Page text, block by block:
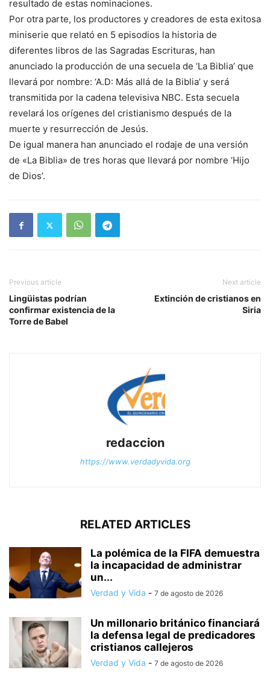
resultado de estas nominaciones.
Por otra parte, los productores y creadores de esta exitosa
miniserie que relató en 5 episodios la historia de
diferentes libros de las Sagradas Escrituras, han
anunciado la producción de una secuela de ‘La Biblia’ que
llevará por nombre: ‘A.D: Más allá de la Biblia’ y será
transmitida por la cadena televisiva NBC. Esta secuela
revelará los orígenes del cristianismo después de la
muerte y resurrección de Jesús.
De igual manera han anunciado el rodaje de una versión
de «La Biblia» de tres horas que llevará por nombre ‘Hijo
de Dios’.
Previous article
Lingüistas podrían
confirmar existencia de la
Torre de Babel
Next article
Extinción de cristianos en
Siria
redaccion
https://www.verdadyvida.org
RELATED ARTICLES
La polémica de la FIFA demuestra
la incapacidad de administrar
un...
Verdad y Vida - 7 de agosto de 2026
Un millonario británico financiará
la defensa legal de predicadores
cristianos callejeros
Verdad y Vida - 7 de agosto de 2026